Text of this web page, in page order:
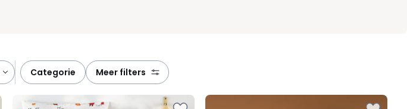
categorie meer filters